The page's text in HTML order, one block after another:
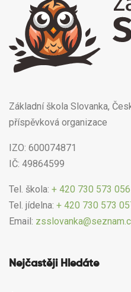
Základní škola Slovanka,
příspěvková organizace
IZO: 600074871
IČ: 49864599
Tel. škola: + 420 730 573 056
Tel. jídelna: + 420 730 573
Email:
Nejčastěji Hledáte